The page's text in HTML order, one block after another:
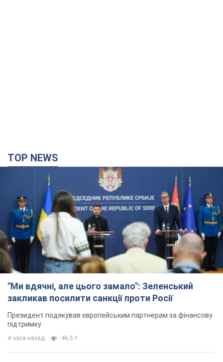
TOP NEWS
"Ми вдячні, але цього замало": Зеленський
закликав посилити санкції проти Росії
Президент подякував європейським партнерам за фінансову
підтримку
4 часа назад 46,5 т.